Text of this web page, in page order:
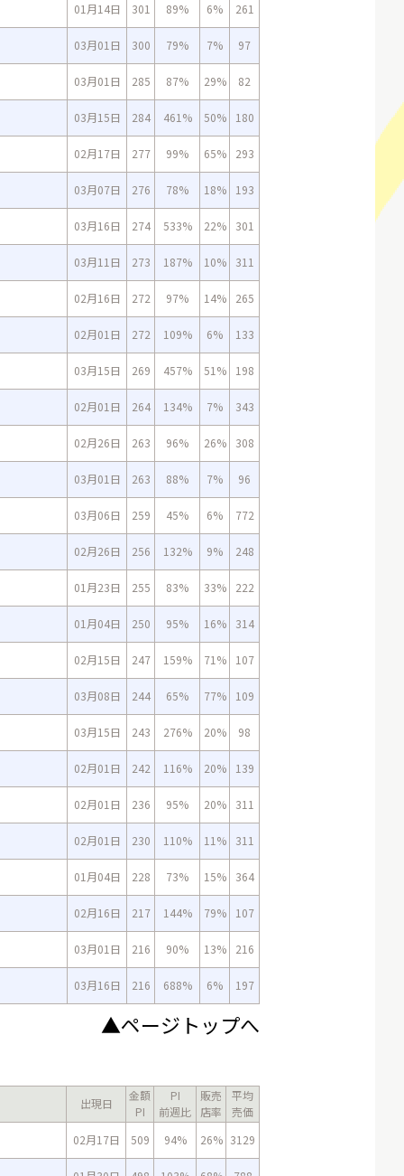
01月14日 301 89% 6% 261
03月01日 300 79% 7% 97
03月01日 285 87% 29% 82
03月15日 284 461% 50% 180
02月17日 277 99% 65% 293
03月07日 276 78% 18% 193
03月16日 274 533% 22% 301
03月11日 273 187% 10% 311
02月16日 272 97% 14% 265
02月01日 272 109% 6% 133
03月15日 269 457% 51% 198
02月01日 264 134% 7% 343
02月26日 263 96% 26% 308
03月01日 263 88% 7% 96
03月06日 259 45% 6% 772
02月26日 256 132% 9% 248
01月23日 255 83% 33% 222
01月04日 250 95% 16% 314
02月15日 247 159% 71% 107
03月08日 244 65% 77% 109
03月15日 243 276% 20% 98
02月01日 242 116% 20% 139
02月01日 236 95% 20% 311
02月01日 230 110% 11% 311
01月04日 228 73% 15% 364
02月16日 217 144% 79% 107
03月01日 216 90% 13% 216
03月16日 216 688% 6% 197
▲ページトップへ
出現日
金額
PI
PI
前週比
販売
店率
平均
売価
02月17日
509 94% 26% 3129